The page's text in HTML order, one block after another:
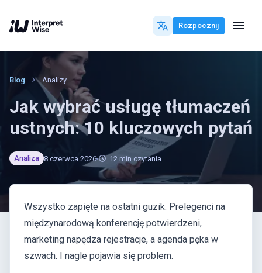
Rozpocznij
Blog Analizy
Jak wybrać usługę tłumaczeń
ustnych: 10 kluczowych pytań
Analiza 8 czerwca 2026 12 min czytania
Wszystko zapięte na ostatni guzik. Prelegenci na
międzynarodową konferencję potwierdzeni,
marketing napędza rejestracje, a agenda pęka w
szwach. I nagle pojawia się problem.